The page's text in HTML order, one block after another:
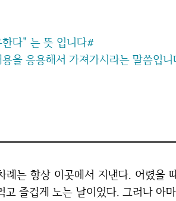
한다" 는 뜻 입니다#
용을 응용해서 가져가시라는 말씀입
즐겁게 노는 날이었다. 그러나 아